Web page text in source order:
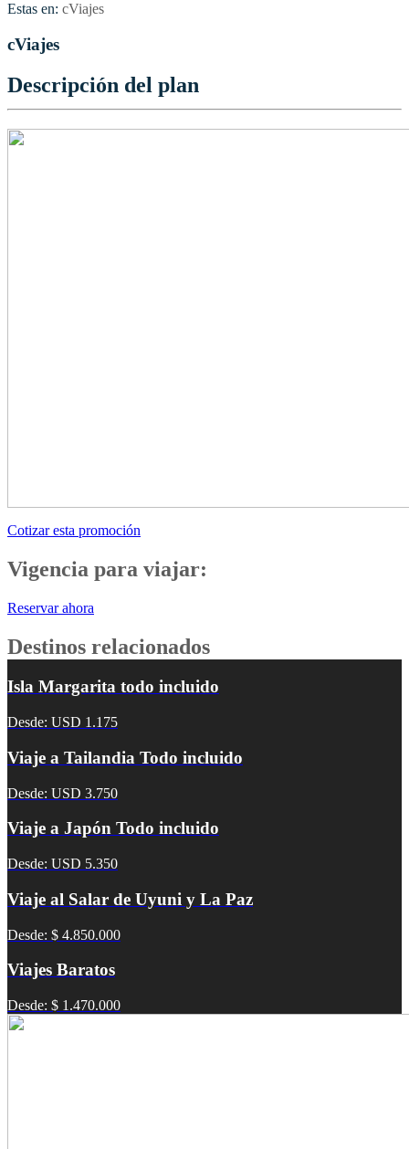
Estas en: cViajes
cViajes
Descripción del plan
Cotizar esta promoción
Vigencia para viajar:
Reservar ahora
Destinos relacionados
Isla Margarita todo incluido
Desde: USD 1.175
Viaje a Tailandia Todo incluido
Desde: USD 3.750
Viaje a Japón Todo incluido
Desde: USD 5.350
Viaje al Salar de Uyuni y La Paz
Desde: $ 4.850.000
Viajes Baratos
Desde: $ 1.470.000